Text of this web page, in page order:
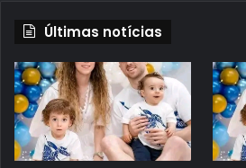
Últimas notícias